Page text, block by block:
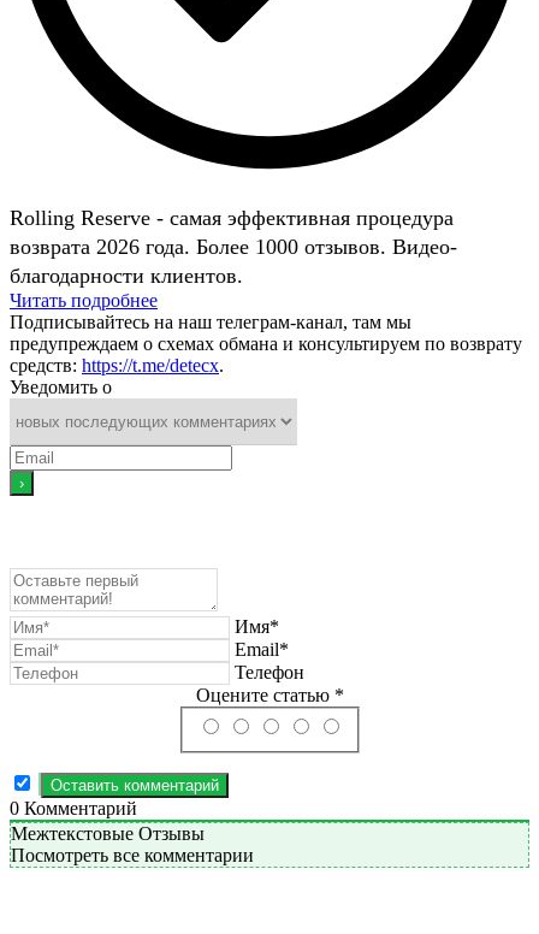
Rolling Reserve - самая эффективная процедура
возврата 2026 года. Более 1000 отзывов. Видео-
благодарности клиентов.
Читать подробнее
Подписывайтесь на наш телеграм-канал, там мы
предупреждаем о схемах обмана и консультируем по возврату
средств: https://t.me/detecx.
Уведомить о
Имя*
Email*
Телефон
Оцените статью *
0 Комментарий
Межтекстовые Отзывы
Посмотреть все комментарии